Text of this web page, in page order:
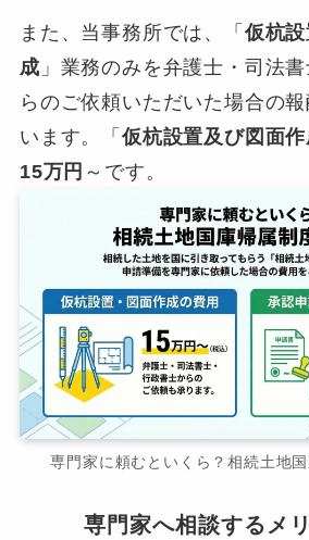
また、当事務所では、「 仮杭
成 」業務のみを弁護士・司法
らのご依頼いただいた場合の
います。「 仮杭設置及び図面作
15万円 ～です。
専門家に頼むといくら？相続土地
専門家へ相談するメ